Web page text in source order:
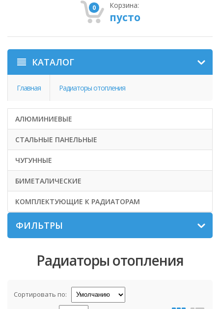
0 Корзина:
пусто
КАТАЛОГ
Главная Радиаторы отопления
АЛЮМИНИЕВЫЕ
СТАЛЬНЫЕ ПАНЕЛЬНЫЕ
ЧУГУННЫЕ
БИМЕТАЛИЧЕСКИЕ
КОМПЛЕКТУЮЩИЕ К РАДИАТОРАМ
ФИЛЬТРЫ
Радиаторы отопления
Сортировать по: